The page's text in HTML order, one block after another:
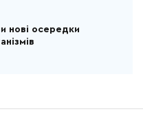
нові осередки